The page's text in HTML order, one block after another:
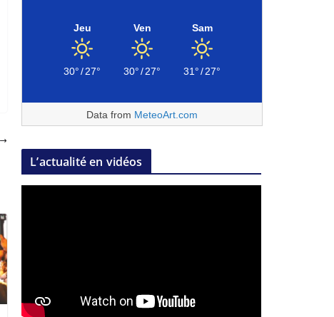
Jeu
30°/27°
Ven
30°/27°
Sam
31°/27°
Data from MeteoArt.com
L’actualité en vidéos